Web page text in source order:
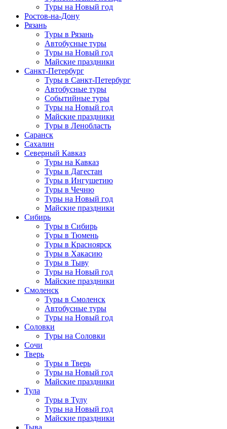
Туры на Новый год
Ростов-на-Дону
Рязань
Туры в Рязань
Автобусные туры
Туры на Новый год
Майские праздники
Санкт-Петербург
Туры в Санкт-Петербург
Автобусные туры
Событийные туры
Туры на Новый год
Майские праздники
Туры в Ленобласть
Саранск
Сахалин
Северный Кавказ
Туры на Кавказ
Туры в Дагестан
Туры в Ингушетию
Туры в Чечню
Туры на Новый год
Майские праздники
Сибирь
Туры в Сибирь
Туры в Тюмень
Туры в Красноярск
Туры в Хакасию
Туры в Тыву
Туры на Новый год
Майские праздники
Смоленск
Туры в Смоленск
Автобусные туры
Туры на Новый год
Соловки
Туры на Соловки
Сочи
Тверь
Туры в Тверь
Туры на Новый год
Майские праздники
Тула
Туры в Тулу
Туры на Новый год
Майские праздники
Тыва